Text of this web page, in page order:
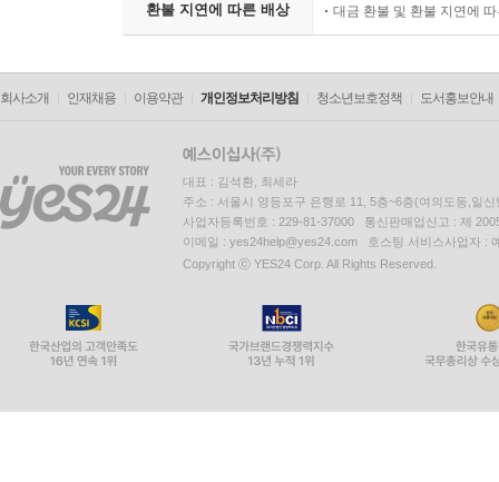
환불 지연에 따른 배상 대금 환불 및 환불 지연에
회사소개 인재채용 이용약관 개인정보처리방침 청소년보호정책 도서홍보안내
대표 : 김석환, 최세라
주소 : 서울시 영등포구 은행로 11, 5층~6층(여의도동,일신
사업자등록번호 : 229-81-37000 통신판매업신고 : 제
이메일 : yes24help@yes24.com 호스팅 서비스사업자 :
Copyright ⓒ YES24 Corp. All Rights Reserved.